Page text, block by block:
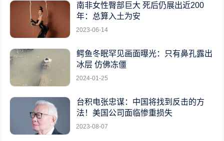
南非女性臀部巨大 死后仍展出近200
年：总算入土为安
2023-06-14
鳄鱼冬眠罕见画面曝光：只有鼻孔露出
冰层 仿佛冻僵
2024-01-25
台积电张忠谋：中国将找到反击的方
法！美国公司面临惨重损失
2023-08-07